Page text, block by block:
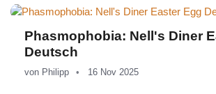
Phasmophobia: Nell's Diner
Deutsch
von Philipp 16 Nov 2025